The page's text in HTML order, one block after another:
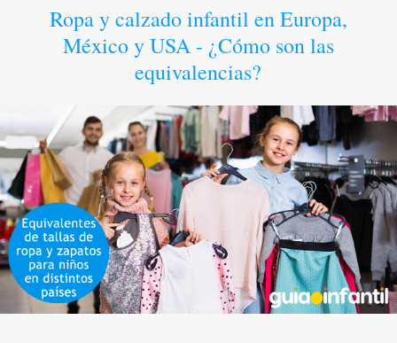
Ropa y calzado infantil en Europa,
México y USA - ¿Cómo son las
equivalencias?